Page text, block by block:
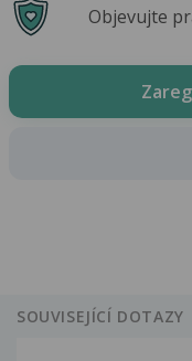
Objevujte
SOUVISEJÍCÍ DOTAZY